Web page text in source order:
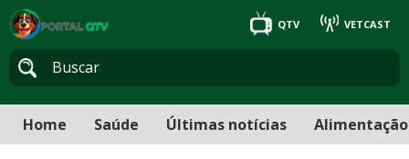
QTV VETCAST
Home Saúde Últimas notícias Alimentação